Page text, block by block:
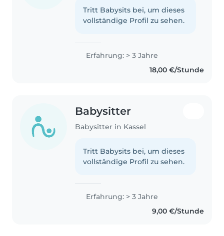
Tritt Babysits bei, um dieses
vollständige Profil zu sehen.
Erfahrung: > 3 Jahre
18,00 €/Stunde
Babysitter
Babysitter in Kassel
Tritt Babysits bei, um dieses
vollständige Profil zu sehen.
Erfahrung: > 3 Jahre
9,00 €/Stunde